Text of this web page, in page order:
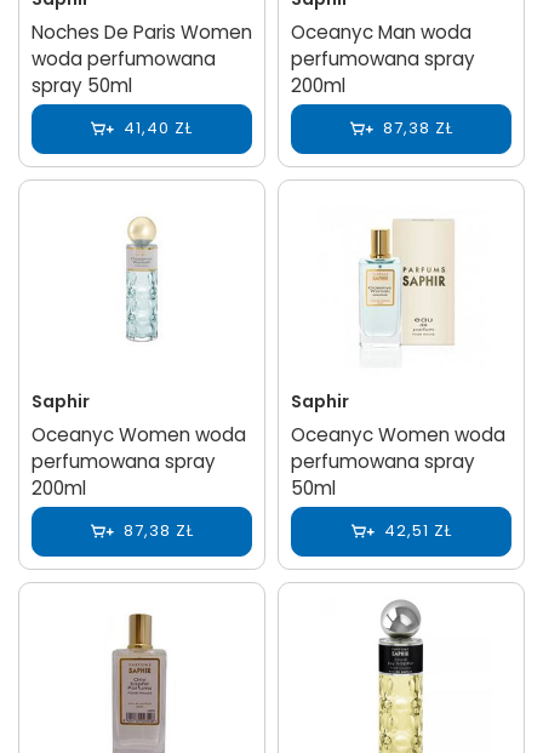
Noches De Paris Women
woda perfumowana
spray 50ml
41,40 ZŁ
Oceanyc Man woda
perfumowana spray
200ml
87,38 ZŁ
Saphir
Oceanyc Women woda
perfumowana spray
200ml
87,38 ZŁ
Saphir
Oceanyc Women woda
perfumowana spray
50ml
42,51 ZŁ